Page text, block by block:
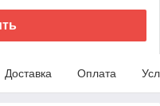
Доставка Оплата